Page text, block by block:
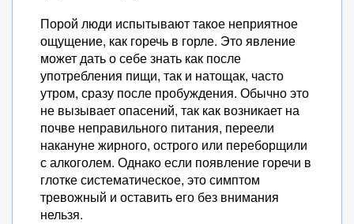
Порой люди испытывают такое неприятное
ощущение, как горечь в горле. Это явление
может дать о себе знать как после
употребления пищи, так и натощак, часто
утром, сразу после пробуждения. Обычно это
не вызывает опасений, так как возникает на
почве неправильного питания, переели
накануне жирного, острого или переборщили
с алкоголем. Однако если появление горечи в
глотке систематическое, это симптом
тревожный и оставить его без внимания
нельзя.